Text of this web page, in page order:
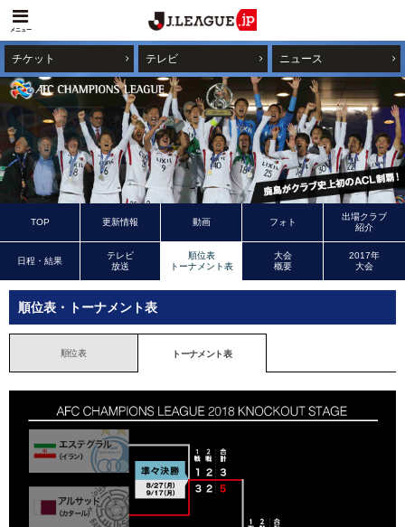
メニュー
チケット テレビ ニュース
TOP 更新情報 動画 フォト
出場クラブ
紹介
日程・結果
テレビ
放送
順位表
トーナメント表
大会
概要
2017年
大会
順位表・トーナメント表
順位表 トーナメント表